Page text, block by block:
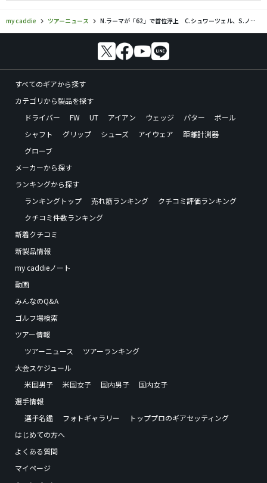
my caddie ツアーニュース N.ラーマが「62」で首位浮上 C.シュワーツェル、S.ノリスは予選落ち
すべてのギアから探す
カテゴリから製品を探す
ドライバー
FW UT アイアン ウェッジ パター
ボール
シャフト
グリップ シューズ アイウェア
距離計測器
グローブ
メーカーから探す
ランキングから探す
ランキングトップ
売れ筋ランキング
クチコミ評価ランキング
クチコミ件数ランキング
新着クチコミ
新製品情報
my caddieノート
動画
みんなのQ&A
ゴルフ場検索
ツアー情報
ツアーニュース
ツアーランキング
大会スケジュール
米国男子
米国女子 国内男子
国内女子
選手情報
選手名鑑
フォトギャラリー
トッププロのギアセッティング
はじめての方へ
よくある質問
マイページ